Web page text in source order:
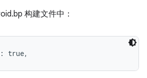
构建文件中：
true,